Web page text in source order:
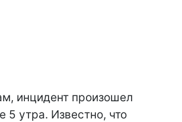
инцидент произошел
5 утра. Известно, что